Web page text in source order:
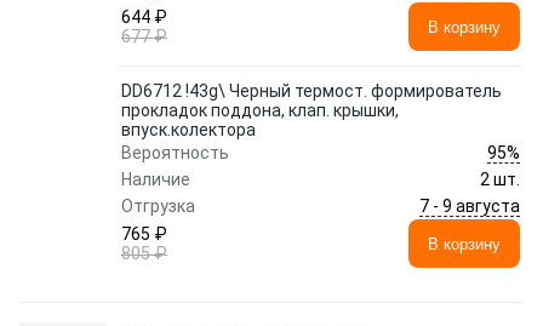
644 ₽
677 ₽
В корзину
DD6712 !43g\ Черный термост. формирователь
прокладок поддона, клап. крышки,
впуск.колектора
Вероятность
95%
Наличие
2 шт.
Отгрузка
7 - 9 августа
765 ₽
805 ₽
В корзину